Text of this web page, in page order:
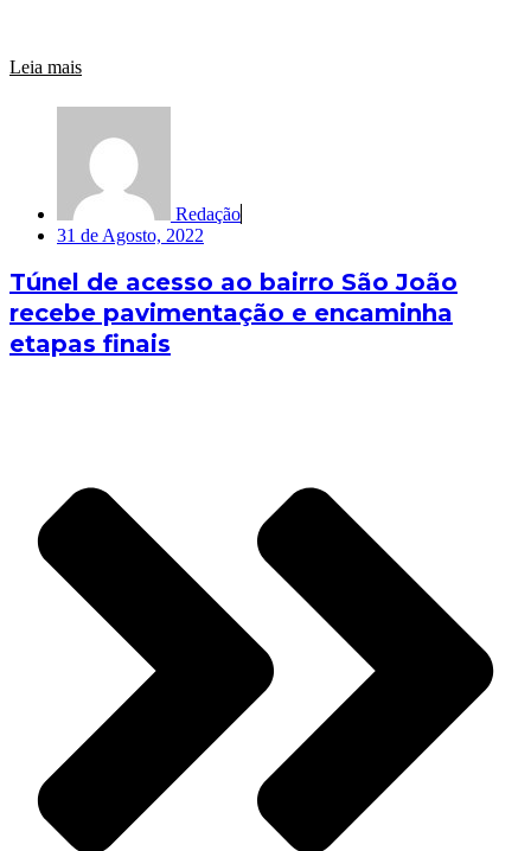
Leia mais
Redação
31 de Agosto, 2022
Túnel de acesso ao bairro São João
recebe pavimentação e encaminha
etapas finais